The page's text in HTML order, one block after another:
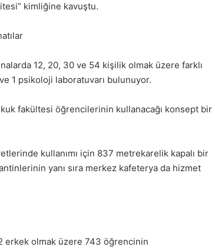
kimliğine kavuştu.
12, 20, 30 ve 54 kişilik olmak üzere farklı
1 psikoloji laboratuvarı bulunuyor.
fakültesi öğrencilerinin kullanacağı konsept bir
kullanımı için 837 metrekarelik kapalı bir
yanı sıra merkez kafeterya da hizmet
erkek olmak üzere 743 öğrencinin